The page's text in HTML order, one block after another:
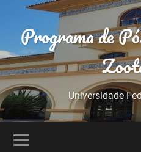
Programa de
Universidade